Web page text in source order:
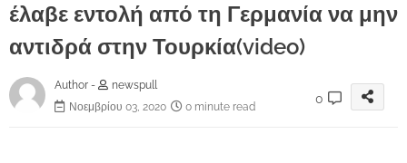
έλαβε εντολή από τη Γερμανία να μην
αντιδρά στην Τουρκία(video)
Author -
newspull
Νοεμβρίου 03, 2020
0 minute read
0